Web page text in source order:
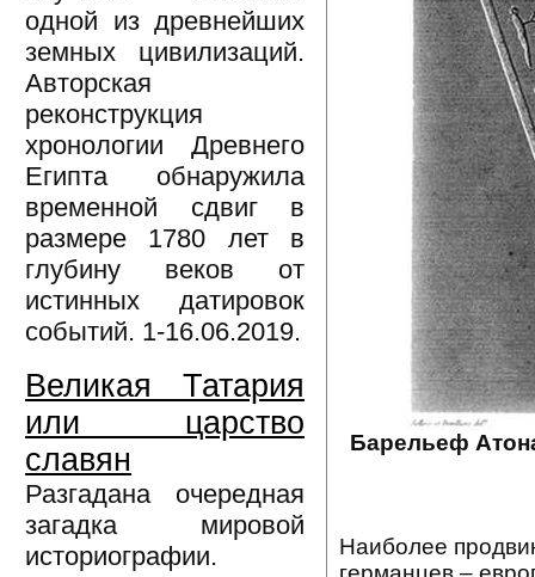
одной из древнейших
земных цивилизаций.
Авторская
реконструкция
хронологии Древнего
Египта обнаружила
временной сдвиг в
размере 1780 лет в
глубину веков от
истинных датировок
событий. 1-16.06.2019.
Великая Татария
или царство
славян
Разгадана очередная
загадка мировой
историографии.
Барельеф
Наиболее